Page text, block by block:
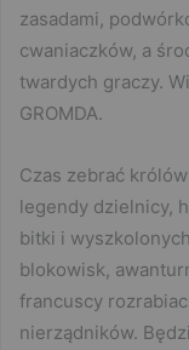
zasadami,
cwaniaczków, a
twardych graczy.
GROMDA.
Czas zebrać
legendy dzielnicy,
bitki i
blokowisk,
francuscy
nierządników.